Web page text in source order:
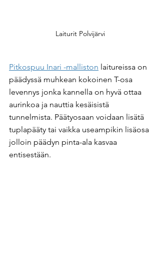
Laiturit Polvijärvi
Pitkospuu Inari -malliston laitureissa on
päädyssä muhkean kokoinen T-osa
levennys jonka kannella on hyvä ottaa
aurinkoa ja nauttia kesäisistä
tunnelmista. Päätyosaan voidaan lisätä
tuplapääty tai vaikka useampikin lisäosa
jolloin päädyn pinta-ala kasvaa
entisestään.